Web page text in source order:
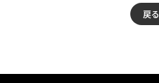
戻る